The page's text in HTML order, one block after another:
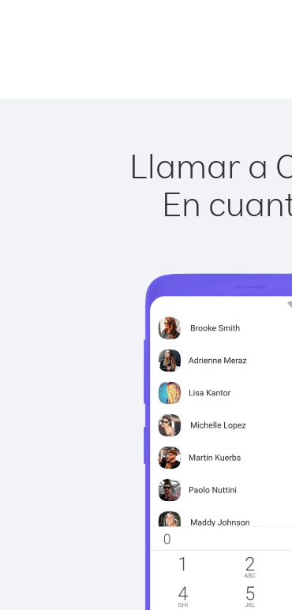
Llamar a
En